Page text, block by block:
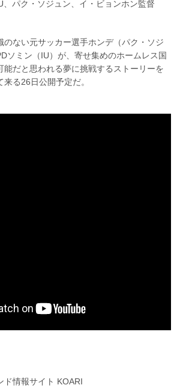
、パク・ソジュン、イ・ビョンホン監督
のない元サッカー選手ホンデ（パク・ソジ
ソミン（IU）が、寄せ集めのホームレス国
能だと思われる夢に挑戦するストーリーを
る26日公開予定だ。
ド情報サイト KOARI